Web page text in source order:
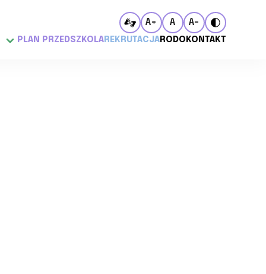
A+ A A-
PLAN PRZEDSZKOLAREKRUTACJARODO KONTAKT